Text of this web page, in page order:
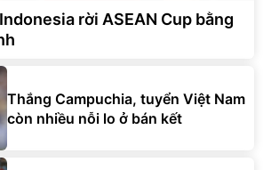
rời ASEAN Cup bằng
Thắng Campuchia, tuyển Việt Nam
còn nhiều nỗi lo ở bán kết